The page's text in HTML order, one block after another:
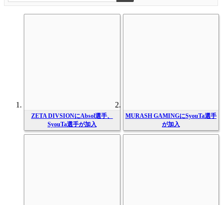
ZETA DIVSIONにAbsol選手、
SyouTa選手が加入
MURASH GAMINGにSyouTa選手
が加入